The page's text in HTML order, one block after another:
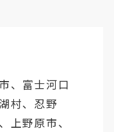
、 富士河口
村、忍野
上野原市、